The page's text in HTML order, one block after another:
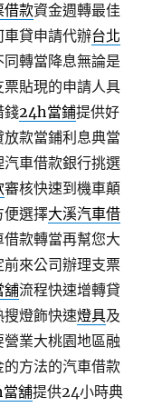
借款資金週轉最佳
貸申請代辦台北
轉當降息無論是
票貼現的申請人具
錢24h當鋪提供好
款當鋪利息典當
車借款銀行挑選
審核快速到機車顛
便選擇大溪汽車借
款轉當再幫您大
前來公司辦理支票
舖流程快速增轉貸
搜燈飾快速燈具及
業大桃園地區融
方法的汽車借款
舖提供24小時典